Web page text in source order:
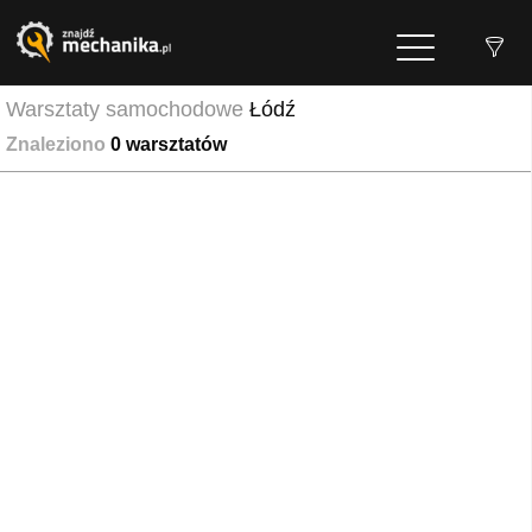
Warsztaty samochodowe Łódź
Znaleziono 0 warsztatów